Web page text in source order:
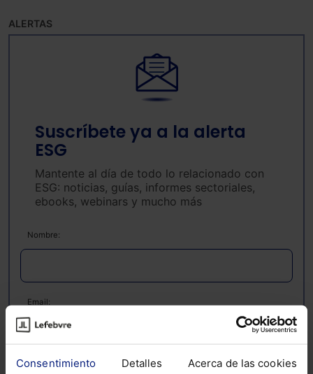
Consentimiento Detalles Acerca de las cookies
ALERTAS
Suscríbete ya a la alerta
ESG
Mantente al día de todo lo relacionado con
ESG: noticias, guías, informes sectoriales,
ebooks, webinars y mucho más
Nombre:
Email: